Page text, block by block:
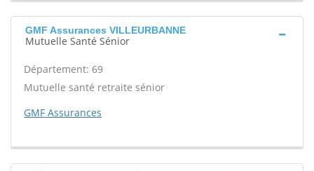
GMF Assurances VILLEURBANNE
Mutuelle Santé Sénior
Département: 69
Mutuelle santé retraite sénior
GMF Assurances